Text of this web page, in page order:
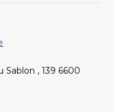
Sablon , 139 6600